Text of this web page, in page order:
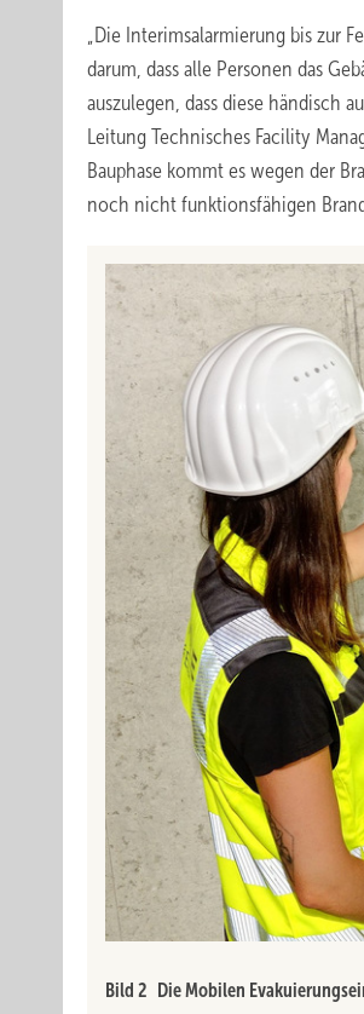
„Die Interimsalarmierung bis zur
darum, dass alle Personen das
auszulegen, dass diese händisch
Leitung Technisches Facility
Bauphase kommt es wegen der
noch nicht funktionsfähigen
Bild 2 Die Mobilen